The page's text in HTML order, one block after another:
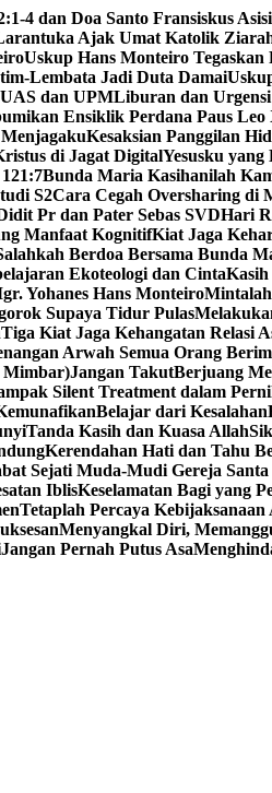
4 dan Doa Santo Fransiskus
Ajak Umat Katolik
Uskup Hans Monteiro Tegaskan
Lembata Jadi Duta Damai
UAS dan UPMLiburan dan
Ensiklik Perdana Paus
Kesaksian Panggilan
di Jagat DigitalYesusku
Bunda Maria Kasihanilah
S2Cara Cegah Oversharing di
Pr dan Pater Sebas SVDHari
Manfaat KognitifKiat Jaga
Berdoa Bersama Bunda
Ekoteologi dan Cinta
Yohanes Hans Monteiro
Supaya Tidur Pulas
Tiga Kiat Jaga Kehangatan Relasi
Arwah Semua Orang
Mimbar)Jangan TakutBerjuang
Silent Treatment dalam
Belajar dari Kesalahan
Tanda Kasih dan Kuasa Allah
Kerendahan Hati dan Tahu
Sejati Muda-Mudi Gereja
IblisKeselamatan Bagi yang
Tetaplah Percaya Kebijaksanaan
Menyangkal Diri,
Jangan Pernah Putus Asa